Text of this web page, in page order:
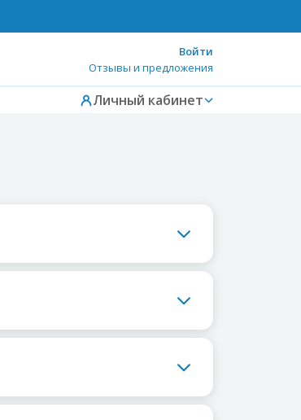
Войти
Отзывы и предложения
Личный кабинет